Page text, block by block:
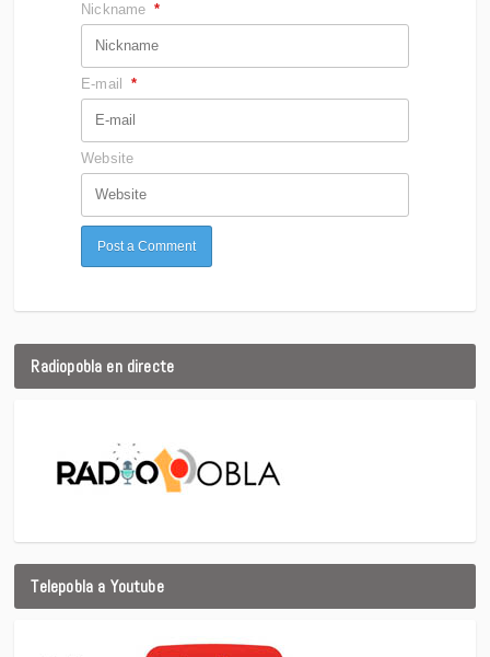
Nickname *
E-mail *
Website
Radiopobla en directe
Telepobla a Youtube